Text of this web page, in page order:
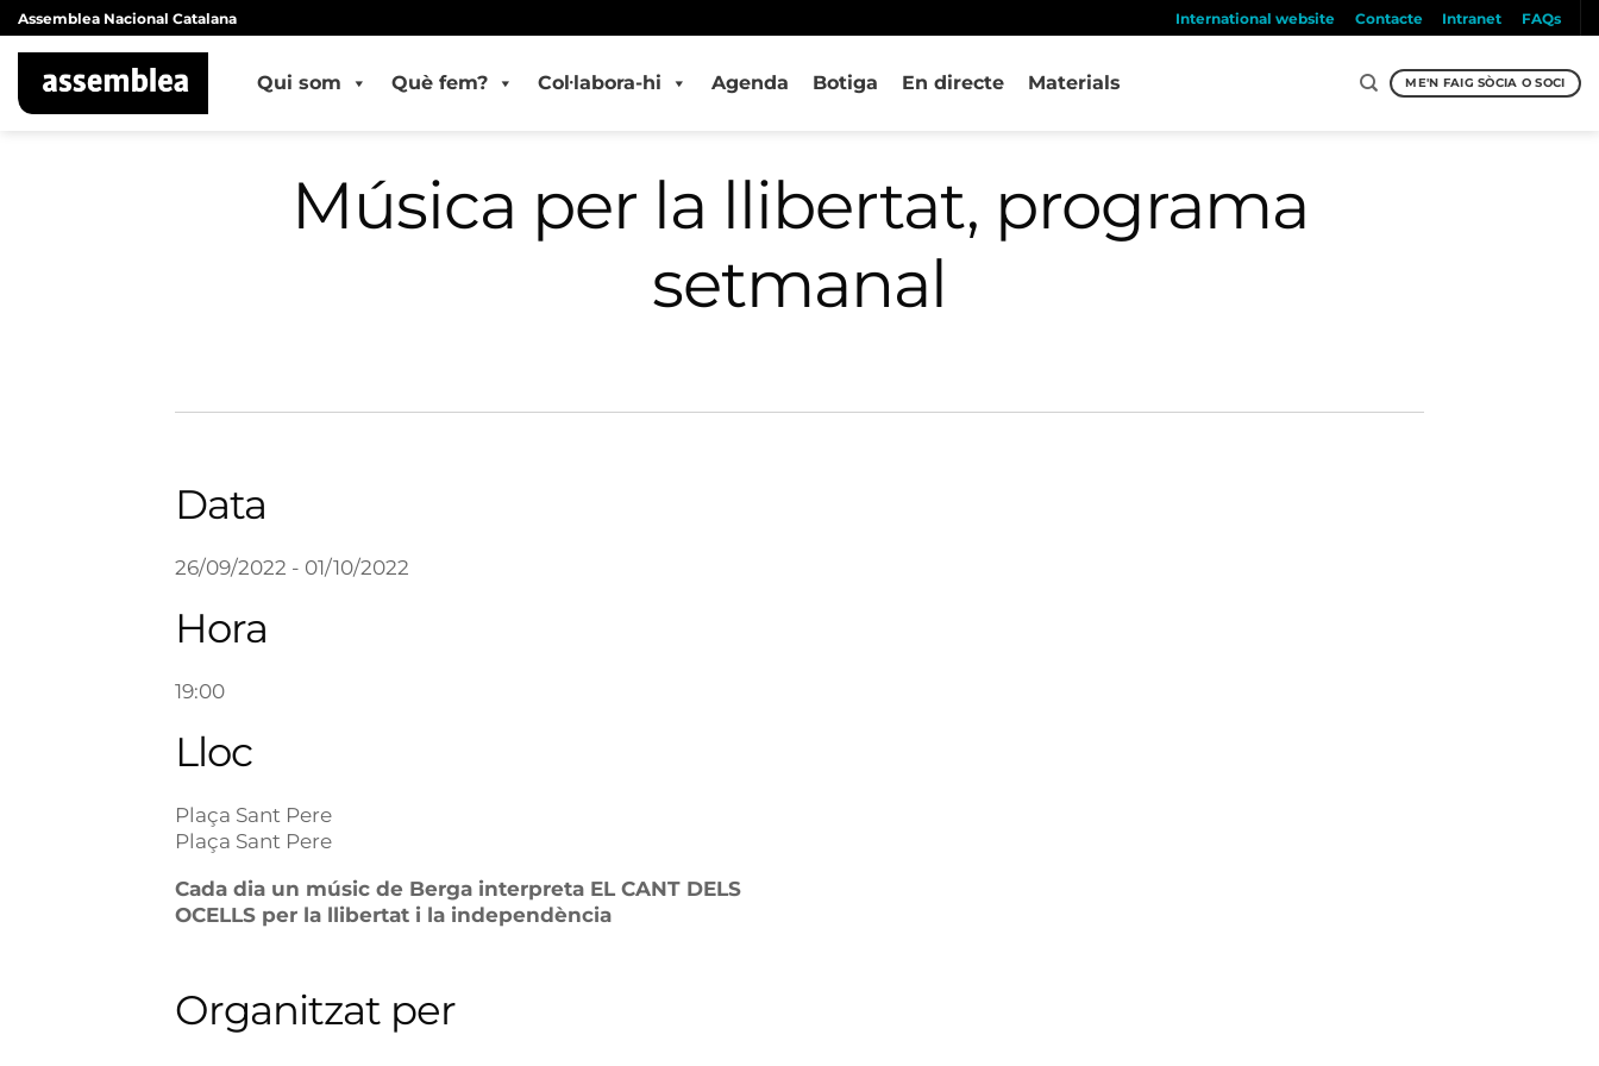
Skip
to
content
Assemblea Nacional Catalana International website Contacte Intranet FAQs
Qui som Què fem? Col·labora-hi Agenda Botiga En directe Materials ME'N FAIG SÒCIA O SOCI
Música per la llibertat, programa
setmanal
Data
26/09/2022 - 01/10/2022
Hora
19:00
Lloc
Plaça Sant Pere
Plaça Sant Pere
Cada dia un músic de Berga interpreta EL CANT DELS
OCELLS per la llibertat i la independència
Organitzat per